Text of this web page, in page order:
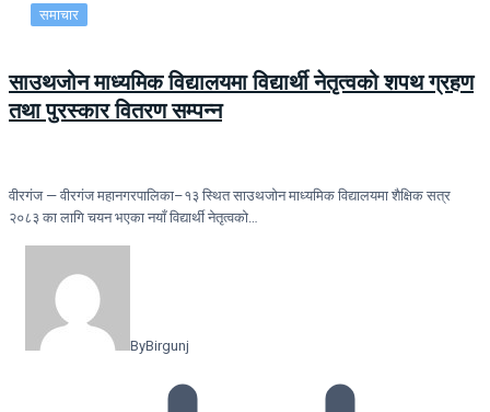
समाचार
साउथजोन माध्यमिक विद्यालयमा विद्यार्थी नेतृत्वको शपथ ग्रहण
तथा पुरस्कार वितरण सम्पन्न
वीरगंज — वीरगंज महानगरपालिका–१३ स्थित साउथजोन माध्यमिक विद्यालयमा शैक्षिक सत्र
२०८३ का लागि चयन भएका नयाँ विद्यार्थी नेतृत्वको…
ByBirgunj